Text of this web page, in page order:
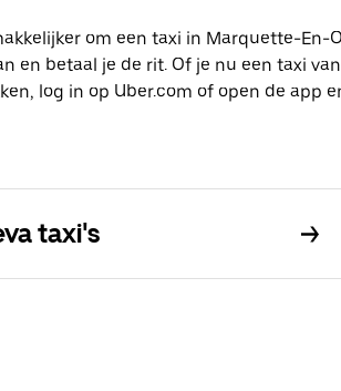
om een taxi in Marquette-En-
en betaal je de rit. Of je nu een taxi
log in op Uber.com of open de app
taxi's